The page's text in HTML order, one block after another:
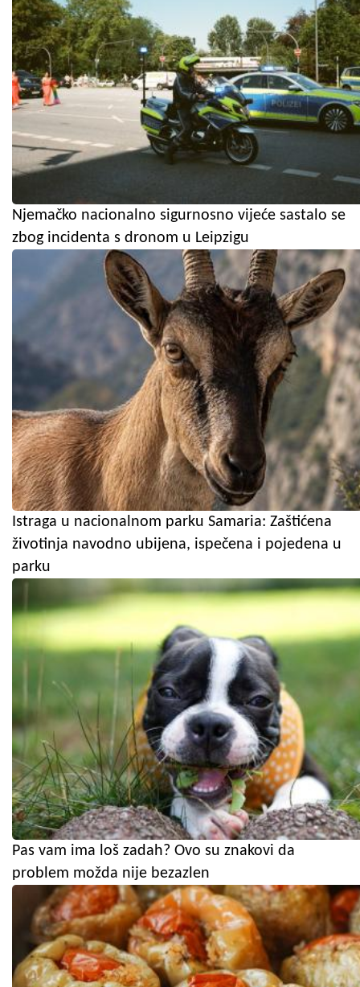
Njemačko nacionalno sigurnosno vijeće sastalo se
zbog incidenta s dronom u Leipzigu
Istraga u nacionalnom parku Samaria: Zaštićena
životinja navodno ubijena, ispečena i pojedena u
parku
Pas vam ima loš zadah? Ovo su znakovi da
problem možda nije bezazlen